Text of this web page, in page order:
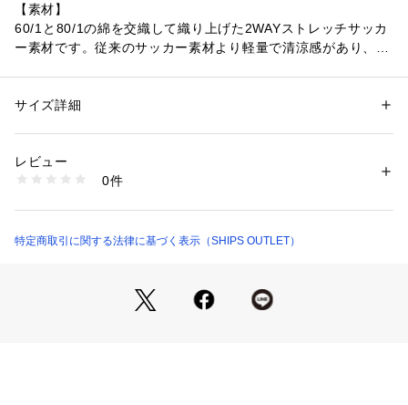
【素材】
60/1と80/1の綿を交織して織り上げた2WAYストレッチサッカ
ー素材です。従来のサッカー素材より軽量で清涼感があり、ス
身体を包み込むゆったりとしたサイズ感に仕上げ、一枚で着た
細さの違う2種類の綿を交織した2WAYストレッチのサッカー素
ストレッチが効いていることで、より快適な着心地に。
春先から、袖をまくれば夏まで使える素材感です。
性別：メンズ
素材：コットン98％、 ポリウレタン2％
商品番号：
111114481 （ショップ）
サイズ詳細
レビュー
0件
特定商取引に関する法律に基づく表示（SHIPS OUTLET）